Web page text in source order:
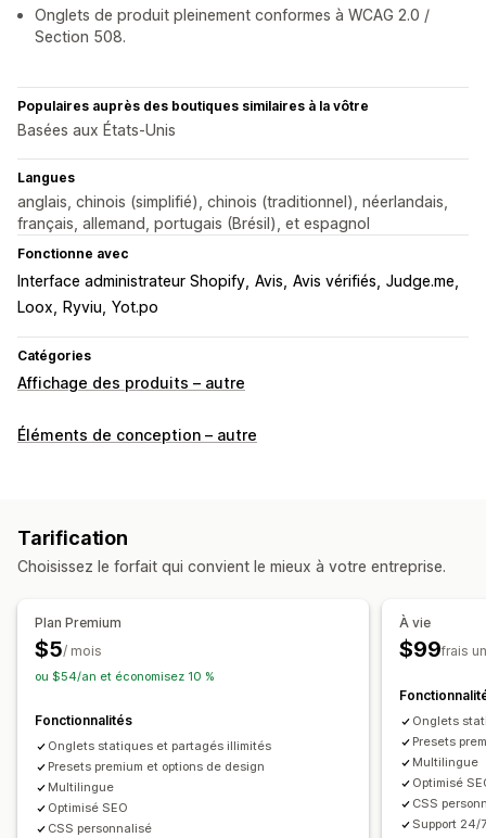
Onglets de produit pleinement conformes à WCAG 2.0 /
Section 508.
Populaires auprès des boutiques similaires à la vôtre
Basées aux États-Unis
Langues
anglais, chinois (simplifié), chinois (traditionnel), néerlandais,
français, allemand, portugais (Brésil), et espagnol
Fonctionne avec
Interface administrateur Shopify Avis Avis vérifiés Judge.me
Loox
Ryviu Yot.po
Catégories
Affichage des produits – autre
Éléments de conception – autre
Tarification
Choisissez le forfait qui convient le mieux à votre entreprise.
Plan Premium
$5/ mois
ou $54/an et économisez 10 %
Fonctionnalités
Onglets statiques et partagés illimités
Presets premium et options de design
Multilingue
Optimisé SEO
CSS personnalisé
À vie
$99frais
Onglets
Presets
Multilingue
Optimisé
CSS
Support 24/